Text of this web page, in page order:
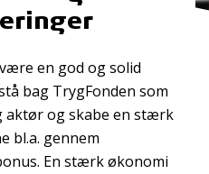
en god og solid
bag TrygFonden som
aktør og skabe en stærk
bl.a. gennem
En stærk økonomi